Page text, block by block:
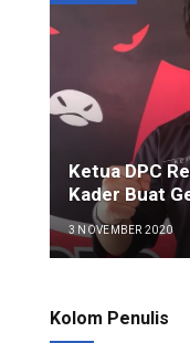
Ketua DPC
Kader Buat
3 NOVEMBER 2020
Kolom Penulis